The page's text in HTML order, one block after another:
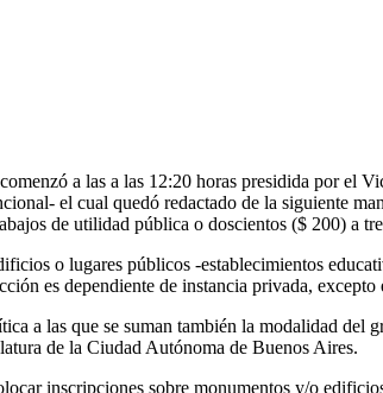
a las a las 12:20 horas presidida por
el cual quedó redactado de la siguiente
de utilidad pública o doscientos ($ 200) a
o lugares públicos -establecimientos
es dependiente de instancia privada,
a las que se suman también la modalidad
de la Ciudad Autónoma de Buenos Aires.
inscripciones sobre monumentos y/o